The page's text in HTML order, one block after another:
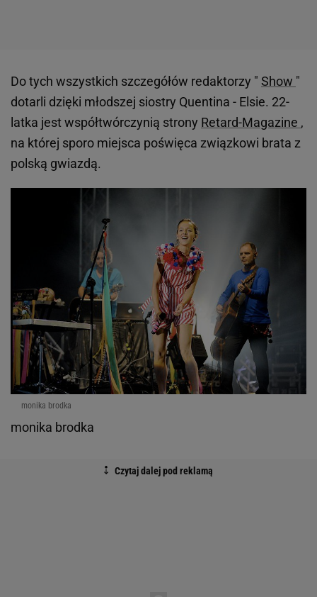
Do tych wszystkich szczegółów redaktorzy " Show "
dotarli dzięki młodszej siostry Quentina - Elsie. 22-
latka jest współtwórczynią strony Retard-Magazine ,
na której sporo miejsca poświęca związkowi brata z
polską gwiazdą.
monika brodka
monika brodka